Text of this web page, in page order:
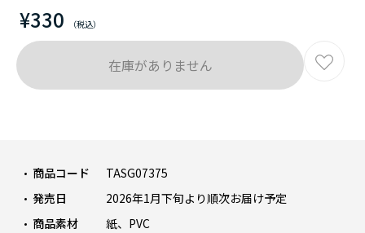
¥330
商品コード
TASG07375
発売日
2026年1月下旬より順次お届け予定
商品素材
紙、PVC
在庫がありません